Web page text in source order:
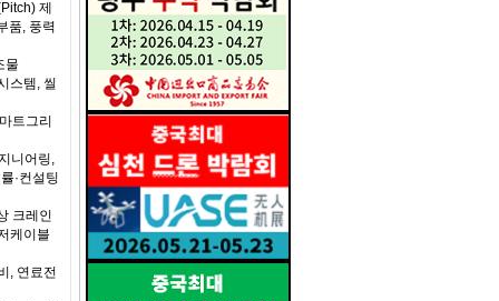
제
품, 풍력
물
스템, 씰
트그리
니어링,
·컨설팅
크레인
케이블
, 연료전